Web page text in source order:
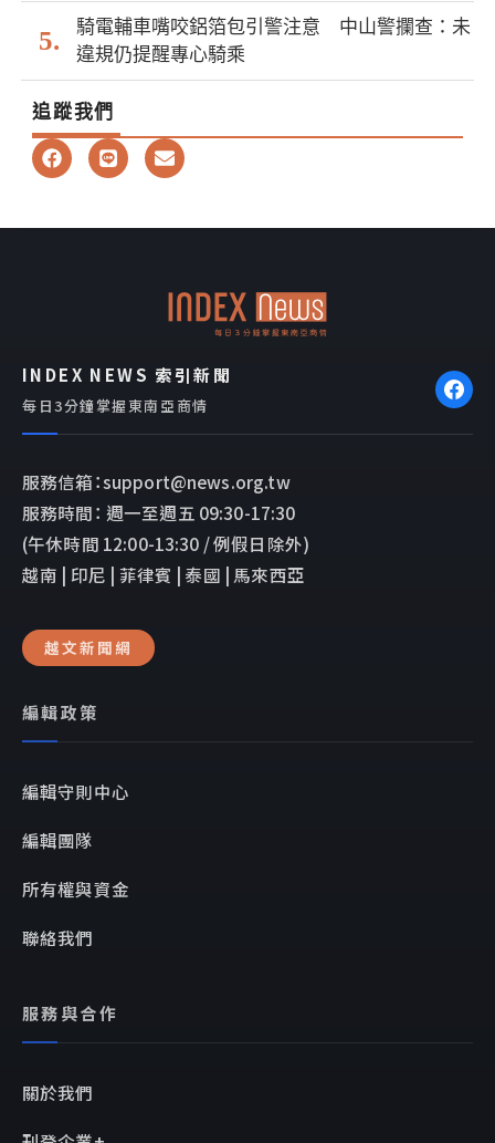
騎電輔車嘴咬鋁箔包引警注意 中山警攔查：未
違規仍提醒專心騎乘
追蹤我們
F
a
b
L
i
E
n
l
INDEX NEWS 索引新聞
每日3分鐘掌握東南亞商情
服務信箱：support@news.org.tw
服務時間： 週一至週五 09:30-17:30
(午休時間 12:00-13:30 / 例假日除外)
越南 | 印尼 | 菲律賓 | 泰國 | 馬來西亞
越文新聞網
編輯政策
編輯守則中心
編輯團隊
所有權與資金
聯絡我們
服務與合作
關於我們